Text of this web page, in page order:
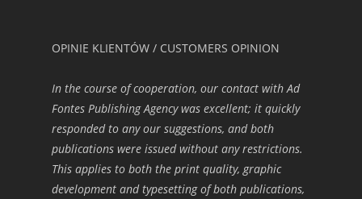
OPINIE KLIENTÓW / CUSTOMERS OPINION
In the course of cooperation, our contact with Ad
Fontes Publishing Agency was excellent; it quickly
responded to any our suggestions, and both
publications were issued without any restrictions.
This applies to both the print quality, graphic
development and typesetting of both publications,